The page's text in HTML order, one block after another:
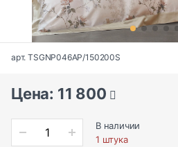
арт. TSGNP046AP/150200S
Цена: 11 800
В наличии
1 штука